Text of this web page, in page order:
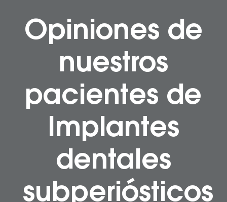
Opiniones de
nuestros
pacientes de
Implantes
dentales
subperiósticos